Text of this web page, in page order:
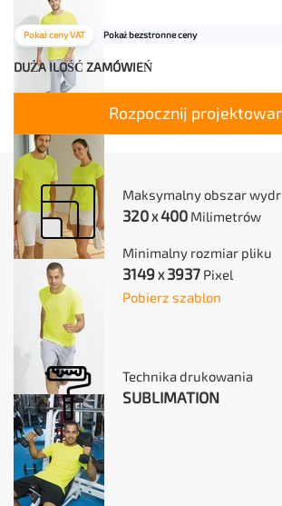
Pokaż ceny VAT Pokaż bezstronne ceny
DUŻA ILOŚĆ ZAMÓWIEŃ
Rozpocznij
Maksymalny obszar
320 X 400Milimetrów
Minimalny rozmiar pliku
3149 X 3937Pixel
Pobierz szablon
Technika drukowania
SUBLIMATION